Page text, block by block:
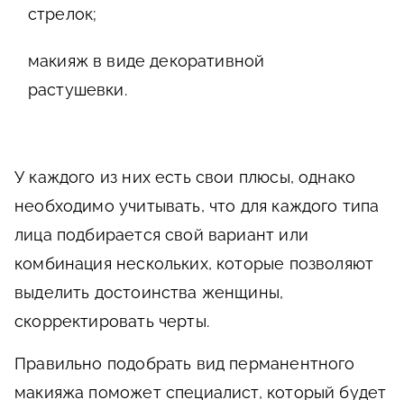
стрелок;
макияж в виде декоративной
растушевки.
У каждого из них есть свои плюсы, однако
необходимо учитывать, что для каждого типа
лица подбирается свой вариант или
комбинация нескольких, которые позволяют
выделить достоинства женщины,
скорректировать черты.
Правильно подобрать вид перманентного
макияжа поможет специалист, который будет